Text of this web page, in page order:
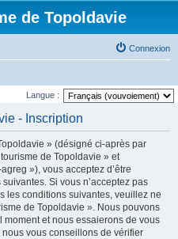
de Topoldavie
Connexion
Langue :
- Inscription
» (désigné ci-après par
de Topoldavie » et
»), vous acceptez d’être
Si vous n’acceptez pas
les conditions suivantes, veuillez ne
de Topoldavie ». Nous pouvons
moment et nous essaierons de vous
vous conseillons de vérifier